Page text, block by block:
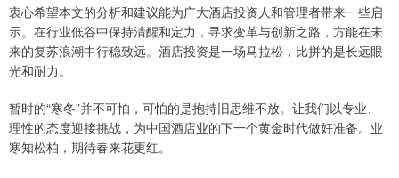
衷心希望本文的分析和建议能为广大酒店投资人和管理者带来一些启
示。在行业低谷中保持清醒和定力，寻求变革与创新之路，方能在未
来的复苏浪潮中行稳致远。酒店投资是一场马拉松，比拼的是长远眼
光和耐力。
暂时的“寒冬”并不可怕，可怕的是抱持旧思维不放。让我们以专业、
理性的态度迎接挑战，为中国酒店业的下一个黄金时代做好准备。业
寒知松柏，期待春来花更红。